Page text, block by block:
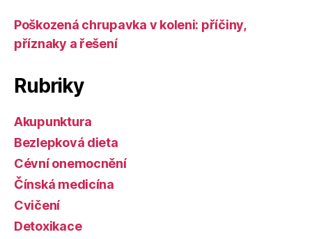
Poškozená chrupavka v koleni: příčiny,
příznaky a řešení
Rubriky
Akupunktura
Bezlepková dieta
Cévní onemocnění
Čínská medicína
Cvičení
Detoxikace